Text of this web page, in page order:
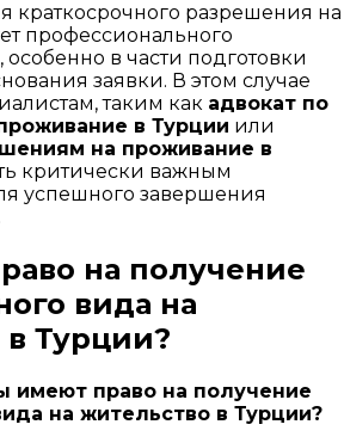
краткосрочного разрешения на
профессионального
в части подготовки
заявки. В этом случае
таким как адвокат по
в Турции или
на проживание в
критически важным
успешного завершения
на получение
вида на
Турции?
имеют право на получение
на жительство в Турции?